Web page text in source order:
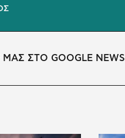
ΣΤΟ GOOGLE NEWS